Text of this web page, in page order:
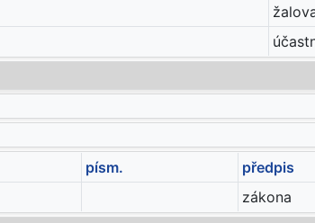
písm. předpis
zákona